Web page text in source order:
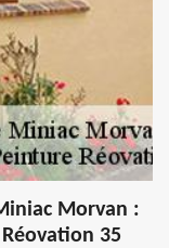
Morvan :
35